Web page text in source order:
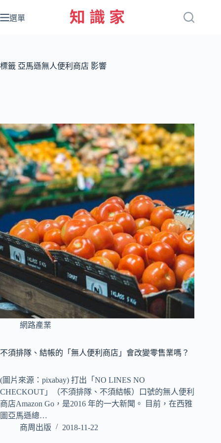
至
容
選單
標籤 亞馬遜無人便利商店 影響
網路產業
不須排隊、結帳的「無人便利商店」會改變零售業嗎？
(圖片來源：pixabay) 打出「NO LINES NO
CHECKOUT」（不須排隊、不須結帳）口號的無人便利
商店Amazon Go，是2016 年的一大新聞。 目前，在西雅
圖亞馬遜總…
商周出版
2018-11-22